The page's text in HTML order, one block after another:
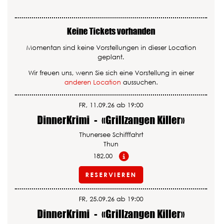
Keine Tickets vorhanden
Momentan sind keine Vorstellungen in dieser Location
geplant.
Wir freuen uns, wenn Sie sich eine Vorstellung in einer
anderen Location aussuchen.
FR, 11.09.26 ab 19:00
DinnerKrimi - «Grillzangen Killer»
Thunersee Schifffahrt
Thun
182.00
RESERVIEREN
FR, 25.09.26 ab 19:00
DinnerKrimi - «Grillzangen Killer»